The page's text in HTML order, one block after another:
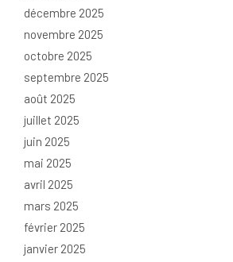
décembre 2025
novembre 2025
octobre 2025
septembre 2025
août 2025
juillet 2025
juin 2025
mai 2025
avril 2025
mars 2025
février 2025
janvier 2025